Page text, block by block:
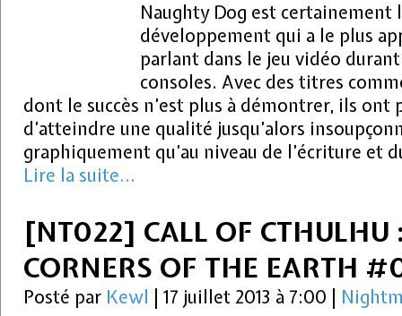
Naughty Dog est certainement
développement qui a le plus
parlant dans le jeu vidéo
consoles. Avec des titres
dont le succès n’est plus à démontrer, ils ont
d’atteindre une qualité jusqu’alors
graphiquement qu’au niveau de l’écriture et
Lire la suite...
[NT022] CALL OF CTHULHU
CORNERS OF THE EARTH
Posté par Kewl 17 juillet 2013 à 7:00